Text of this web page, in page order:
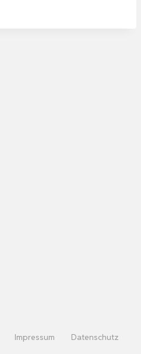
Impressum Datenschutz